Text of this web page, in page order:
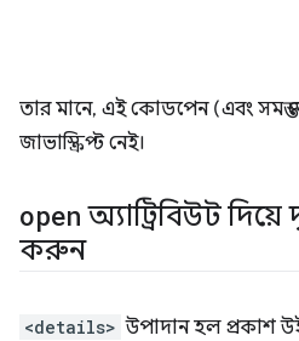
তার মানে, এই কোডপেন (এবং
জাভাস্ক্রিপ্ট নেই।
open অ্যাট্রিবিউট
করুন
<details> উপাদান হল প্রকাশ